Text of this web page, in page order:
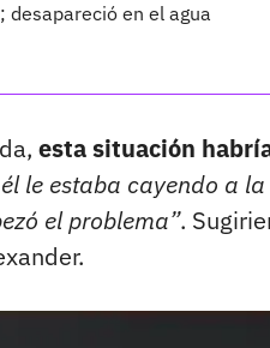
desapareció en el agua
esta situación
le estaba cayendo a la
el problema”.